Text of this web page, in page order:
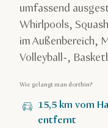
umfassend
Whirlpools,
im Außenbereich,
Volleyball-,
Wie gelangt man dorthin?
15,5 km vom
entfernt